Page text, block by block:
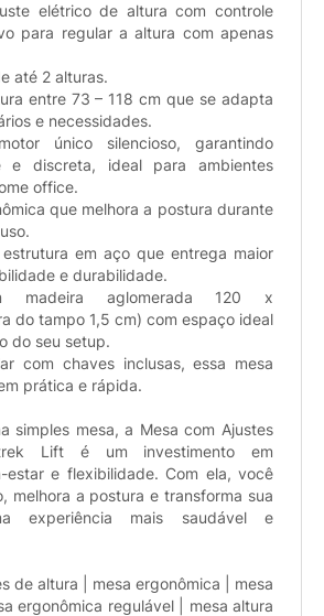
elétrico de altura com controle
para regular a altura com apenas
até 2 alturas.
entre 73 – 118 cm que se adapta
e necessidades.
único silencioso, garantindo
e discreta, ideal para ambientes
office.
que melhora a postura durante
estrutura em aço que entrega maior
e durabilidade.
madeira aglomerada 120 x
do tampo 1,5 cm) com espaço ideal
do seu setup.
com chaves inclusas, essa mesa
prática e rápida.
simples mesa, a Mesa com Ajustes
Lift é um investimento em
estar e flexibilidade. Com ela, você
melhora a postura e transforma sua
experiência mais saudável e
de altura | mesa ergonômica | mesa
ergonômica regulável | mesa altura